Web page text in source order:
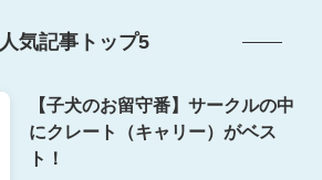
人気記事トップ5
【子犬のお留守番】サークルの中
にクレート（キャリー）がベス
ト！